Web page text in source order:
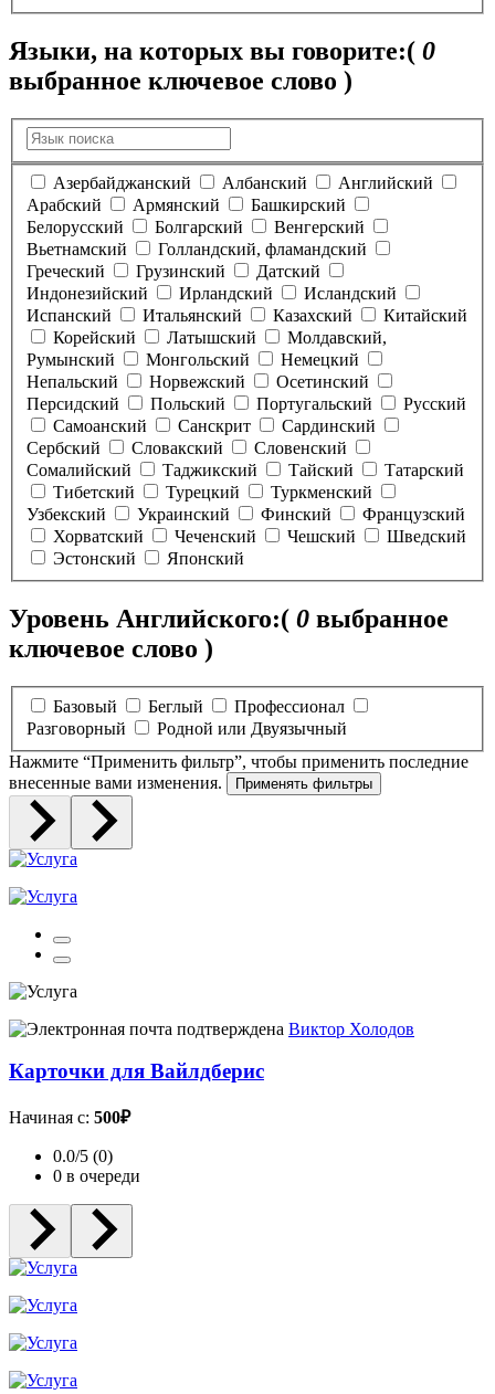
Языки, на которых вы говорите:( 0
выбранное ключевое слово )
Азербайджанский Албанский
Английский
Арабский
Армянский
Башкирский
Белорусский
Болгарский
Венгерский
Вьетнамский
Голландский, фламандский
Греческий
Грузинский
Датский
Индонезийский
Ирландский
Исландский
Испанский
Итальянский Казахский
Китайский
Корейский
Латышский
Молдавский,
Румынский
Монгольский
Немецкий
Непальский
Норвежский
Осетинский
Персидский
Польский Португальский
Русский
Самоанский
Санскрит
Сардинский
Сербский
Словакский
Словенский
Сомалийский
Таджикский Тайский
Татарский
Тибетский
Турецкий
Туркменский
Узбекский
Украинский Финский
Французский
Хорватский
Чеченский Чешский
Шведский
Эстонский
Японский
Уровень Английского:( 0 выбранное
ключевое слово )
Базовый Беглый
Профессионал
Разговорный
Родной или Двуязычный
Нажмите “Применить фильтр”, чтобы применить последние
внесенные вами изменения.
Виктор Холодов
Карточки для Вайлдберис
Начиная с: 500₽
0.0/5 (0)
0 в очереди